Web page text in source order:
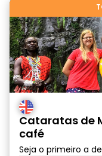
Cataratas de
café
Seja o primeiro a